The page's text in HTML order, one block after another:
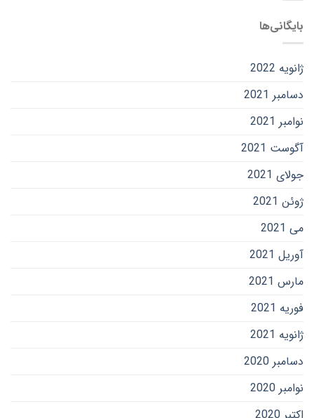
بایگانی‌ها
ژانویه 2022
دسامبر 2021
نوامبر 2021
آگوست 2021
جولای 2021
ژوئن 2021
می 2021
آوریل 2021
مارس 2021
فوریه 2021
ژانویه 2021
دسامبر 2020
نوامبر 2020